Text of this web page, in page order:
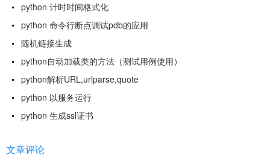
python 计时时间格式化
python 命令行断点调试pdb的应用
随机链接生成
python自动加载类的方法（测试用例使用）
python解析URL,urlparse,quote
python 以服务运行
python 生成ssl证书
文章评论